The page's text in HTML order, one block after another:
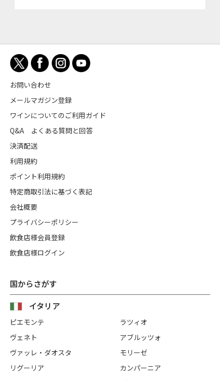
国からさがす
イタリア
ピエモンテ
ヴェネト
ヴァッレ・ダオスタ
リグーリア
ラツィオ
アブルッツォ
モリーゼ
カンパーニア
お問い合わせ
メールマガジン登録
ワインについてのご利用ガイド
Q&A よくある質問と回答
決済配送
利用規約
ポイント利用規約
特定商取引法に基づく表記
会社概要
プライバシーポリシー
飲食店様会員登録
飲食店様ログイン